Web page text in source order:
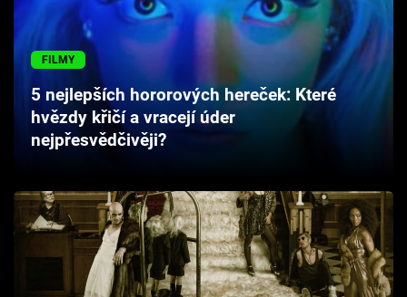
Hry
Cool Esport
Pořady
Sledujte prima+
Přihlášení
FILMY
5 nejlepších hororových hereček: Které
hvězdy křičí a vracejí úder
nejpřesvědčivěji?